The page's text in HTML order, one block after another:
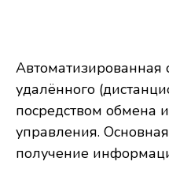
Автоматизированная
удалённого
посредством
управления.
получение